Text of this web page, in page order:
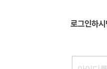
로그인하